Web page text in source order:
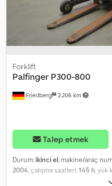
Friedberg 2.206 km
Forklift
Palfinger P300-800
Talep etmek
Durum: ikinci el, makine/araç
2004, çalışma saatleri:145 h, yük
, serbest